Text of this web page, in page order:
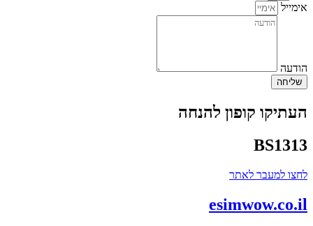
אימייל
הודעה
שליחה
העתיקו קופון להנחה
BS1313
לחצו למעבר לאתר
esimwow.co.il